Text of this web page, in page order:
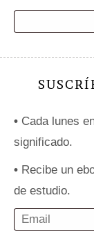
• Cada lunes
significado.
• Recibe un
de estudio.